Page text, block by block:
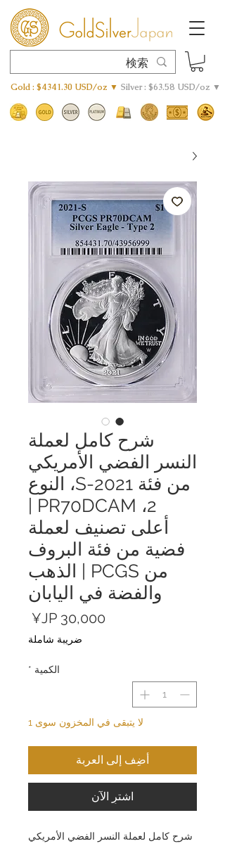
Gold : $4341.30 USD/oz ▼ Silver : $63.58 USD/oz ▼
شرح كامل لعملة
النسر الفضي الأمريكي
من فئة 2021-S، النوع
أعلى تصنيف لعملة
فضية من فئة البروف
من PCGS | الذهب
والفضة في اليابان
ضريبة شاملة
الكمية *
لا يتبقى في المخزون سوى 1
أضِف إلى العربة
اشترِ الآن
شرح كامل لعملة النسر الفضي الأمريكي